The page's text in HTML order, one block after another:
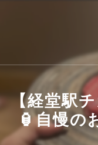
【経堂駅
🏮自慢の